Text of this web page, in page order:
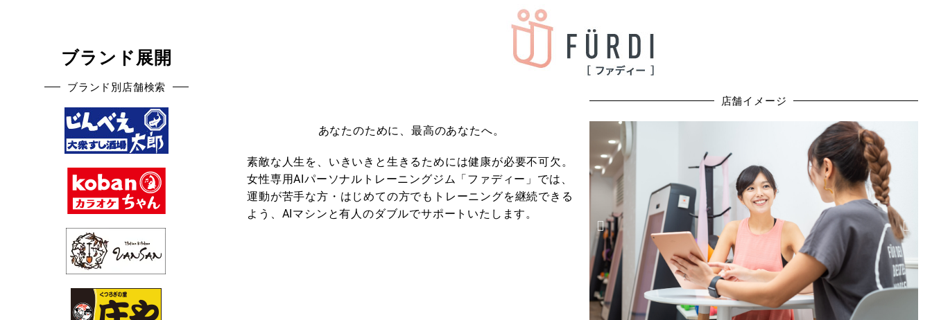
ブランド展開
ブランド別店舗検索
あなたのために、最高のあなたへ。
素敵な人生を、いきいきと生きるためには健康が必要不可欠。
女性専用AIパーソナルトレーニングジム「ファディー」では、
運動が苦手な方・はじめての方でもトレーニングを継続できる
よう、AIマシンと有人のダブルでサポートいたします。
店舗イメージ